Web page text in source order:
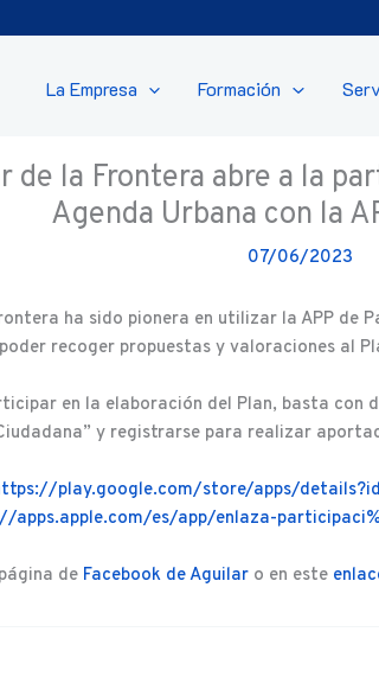
La Empresa Formación
de la Frontera abre a la
Agenda Urbana con la
07/06/2023
ha sido pionera en utilizar la APP de
recoger propuestas y valoraciones al
en la elaboración del Plan, basta con
y registrarse para realizar
play.google.com/store/apps/
apps.apple.com/es/app/enlaza-
de Facebook de Aguilar o en este